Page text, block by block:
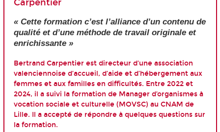
Carpentier
« Cette formation c’est l’alliance d’un contenu de
qualité et d’une méthode de travail originale et
enrichissante »
Bertrand Carpentier est directeur d’une association
valenciennoise d’accueil, d’aide et d’hébergement aux
femmes et aux familles en difficultés. Entre 2022 et
2024, il a suivi la formation de Manager d’organismes à
vocation sociale et culturelle (MOVSC) au CNAM de
Lille. Il a accepté de répondre à quelques questions sur
la formation.